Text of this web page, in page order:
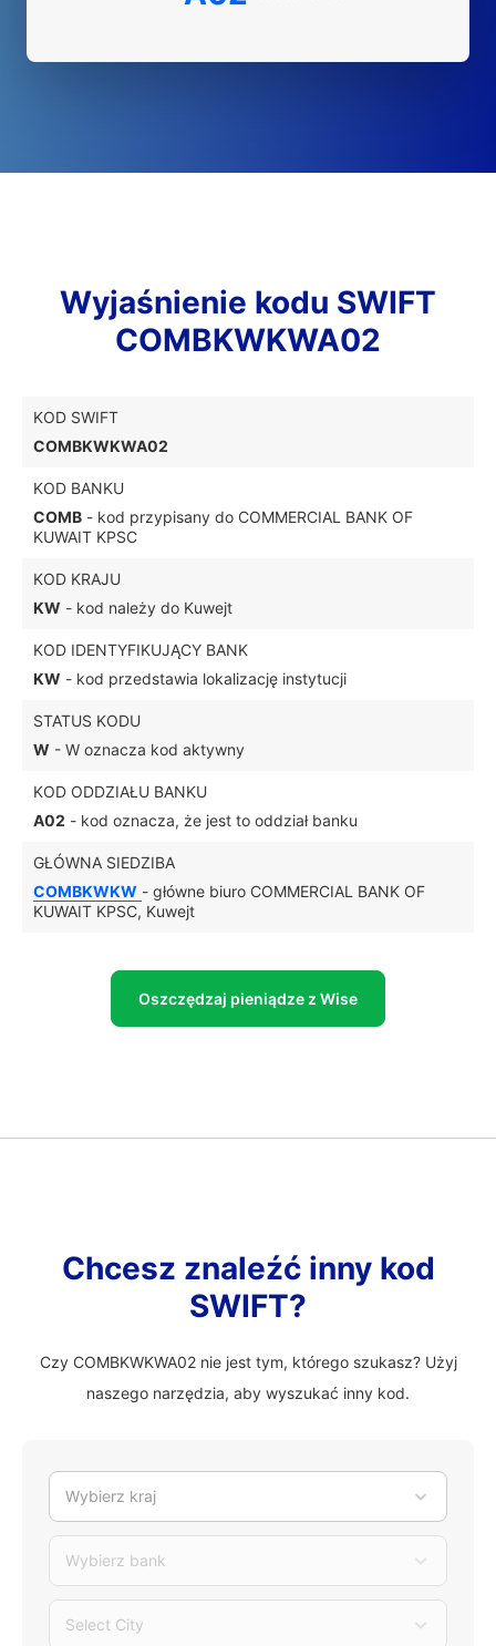
Wyjaśnienie kodu SWIFT
COMBKWKWA02
KOD SWIFT
COMBKWKWA02
KOD BANKU
COMB - kod przypisany do COMMERCIAL BANK OF
KUWAIT KPSC
KOD KRAJU
KW - kod należy do Kuwejt
KOD IDENTYFIKUJĄCY BANK
KW - kod przedstawia lokalizację instytucji
STATUS KODU
W - W oznacza kod aktywny
KOD ODDZIAŁU BANKU
A02 - kod oznacza, że jest to oddział banku
GŁÓWNA SIEDZIBA
COMBKWKW - główne biuro COMMERCIAL BANK OF
KUWAIT KPSC, Kuwejt
Oszczędzaj pieniądze z Wise
Chcesz znaleźć inny kod
SWIFT?
Czy COMBKWKWA02 nie jest tym, którego szukasz? Użyj
naszego narzędzia, aby wyszukać inny kod.
Wybierz kraj
Wybierz bank
Select City